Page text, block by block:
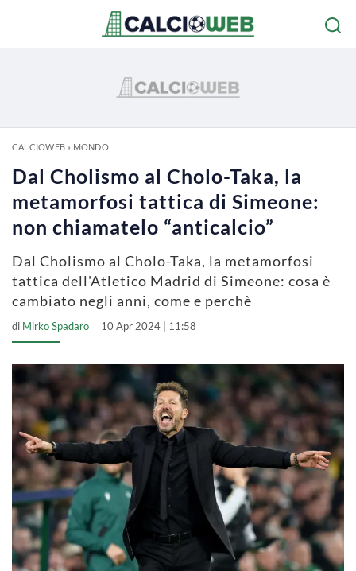
CALCIOWEB» MONDO
Dal Cholismo al Cholo-Taka, la
metamorfosi tattica di Simeone:
non chiamatelo “anticalcio”
Dal Cholismo al Cholo-Taka, la metamorfosi
tattica dell'Atletico Madrid di Simeone: cosa è
cambiato negli anni, come e perchè
di Mirko Spadaro 10 Apr 2024 | 11:58